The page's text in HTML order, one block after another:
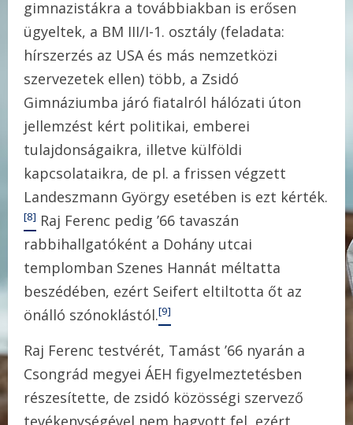
gimnazistákra a továbbiakban is erősen
ügyeltek, a BM III/I-1. osztály (feladata:
hírszerzés az USA és más nemzetközi
szervezetek ellen) több, a Zsidó
Gimnáziumba járó fiatalról hálózati úton
jellemzést kért politikai, emberei
tulajdonságaikra, illetve külföldi
kapcsolataikra, de pl. a frissen végzett
Landeszmann György esetében is ezt kérték.
[8] Raj Ferenc pedig ’66 tavaszán
rabbihallgatóként a Dohány utcai
templomban Szenes Hannát méltatta
beszédében, ezért Seifert eltiltotta őt az
önálló szónoklástól.[9]
Raj Ferenc testvérét, Tamást ’66 nyarán a
Csongrád megyei ÁEH figyelmeztetésben
részesítette, de zsidó közösségi szervező
tevékenységével nem hagyott fel, ezért